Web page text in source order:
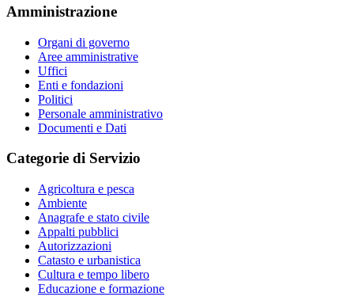
Amministrazione
Organi di governo
Aree amministrative
Uffici
Enti e fondazioni
Politici
Personale amministrativo
Documenti e Dati
Categorie di Servizio
Agricoltura e pesca
Ambiente
Anagrafe e stato civile
Appalti pubblici
Autorizzazioni
Catasto e urbanistica
Cultura e tempo libero
Educazione e formazione